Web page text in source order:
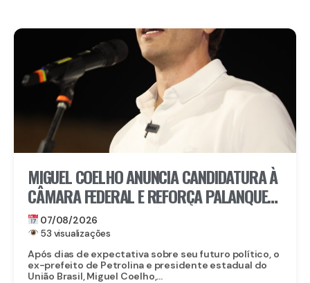
MIGUEL COELHO ANUNCIA CANDIDATURA À
CÂMARA FEDERAL E REFORÇA PALANQUE
DE RAQUEL LYRA EM PERNAMBUCO
07/08/2026
53 visualizações
Após dias de expectativa sobre seu futuro político, o
ex-prefeito de Petrolina e presidente estadual do
União Brasil, Miguel Coelho,...